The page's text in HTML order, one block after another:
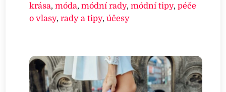
krása,móda,módní rady,módní tipy,péče
o vlasy,rady a tipy,účesy